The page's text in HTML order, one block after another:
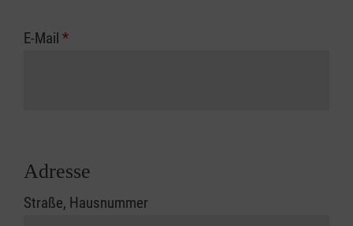
E-Mail *
Adresse
Straße, Hausnummer